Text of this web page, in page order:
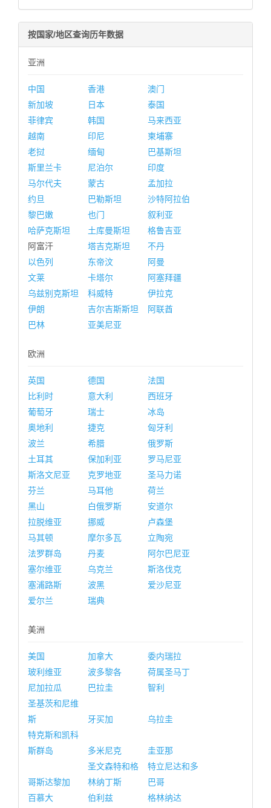
按国家/地区查询历年数据
亚洲
中国 香港
澳门
新加坡
日本
泰国
菲律宾
韩国
马来西亚
越南
印尼
柬埔寨
老挝
缅甸
巴基斯坦
斯里兰卡
尼泊尔
印度
马尔代夫
蒙古
孟加拉
约旦
巴勒斯坦
沙特阿拉伯
黎巴嫩
也门
叙利亚
哈萨克斯坦
土库曼斯坦
格鲁吉亚
阿富汗
塔吉克斯坦
不丹
以色列
东帝汶
阿曼
文莱
卡塔尔
阿塞拜疆
乌兹别克斯坦
科威特
伊拉克
伊朗
吉尔吉斯斯坦
阿联酋
巴林
亚美尼亚
欧洲
英国 德国
法国
比利时
意大利
西班牙
葡萄牙
瑞士
冰岛
奥地利
捷克
匈牙利
波兰
希腊
俄罗斯
土耳其
保加利亚
罗马尼亚
斯洛文尼亚
克罗地亚
圣马力诺
芬兰
马耳他
荷兰
黑山
白俄罗斯
安道尔
拉脱维亚
挪威
卢森堡
马其顿
摩尔多瓦
立陶宛
法罗群岛
丹麦
阿尔巴尼亚
塞尔维亚
乌克兰
斯洛伐克
塞浦路斯
波黑
爱沙尼亚
爱尔兰
瑞典
美洲
美国 加拿大
委内瑞拉
玻利维亚
波多黎各
荷属圣马丁
尼加拉瓜
巴拉圭
智利
圣基茨和尼维
斯
牙买加
乌拉圭
特克斯和凯科
斯群岛
多米尼克 圭亚那
哥斯达黎加
圣文森特和格
林纳丁斯
特立尼达和多
巴哥
百慕大
伯利兹
格林纳达